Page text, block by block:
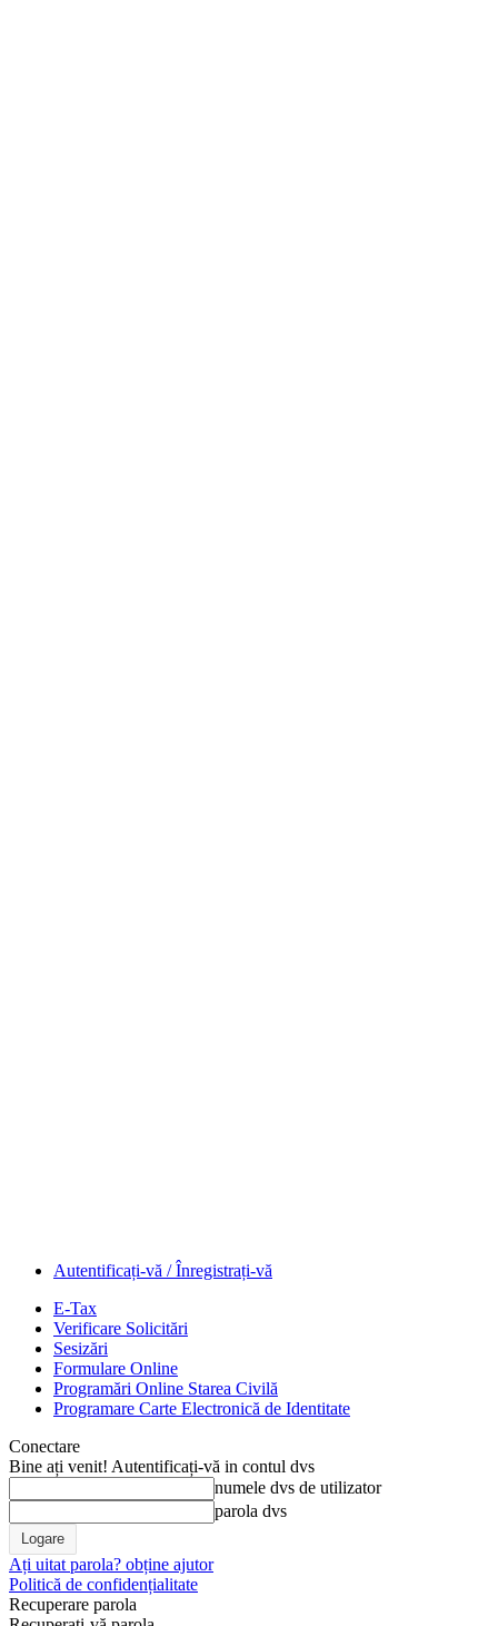
Autentificați-vă / Înregistrați-vă
E-Tax
Verificare Solicitări
Sesizări
Formulare Online
Programări Online Starea Civilă
Programare Carte Electronică de Identitate
Conectare
Bine ați venit! Autentificați-vă in contul dvs
numele dvs de utilizator
parola dvs
Ați uitat parola? obține ajutor
Politică de confidențialitate
Recuperare parola